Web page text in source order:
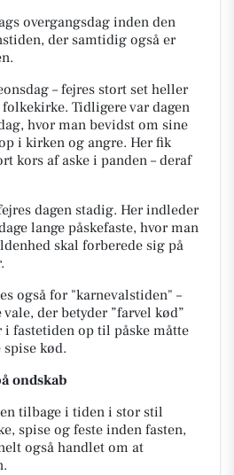
overgangsdag inden den
der samtidig også er
– fejres stort set heller
Tidligere var dagen
hvor man bevidst om sine
i kirken og angre. Her fik
kors af aske i panden – deraf
dagen stadig. Her indleder
lange påskefaste, hvor man
skal forberede sig på
også for "karnevalstiden" –
vale, der betyder ”farvel kød”
i fastetiden op til påske måtte
kød.
ondskab
tilbage i tiden i stor stil
spise og feste inden fasten,
også handlet om at